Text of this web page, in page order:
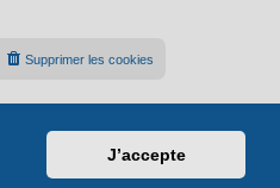
J’accepte
Supprimer les cookies